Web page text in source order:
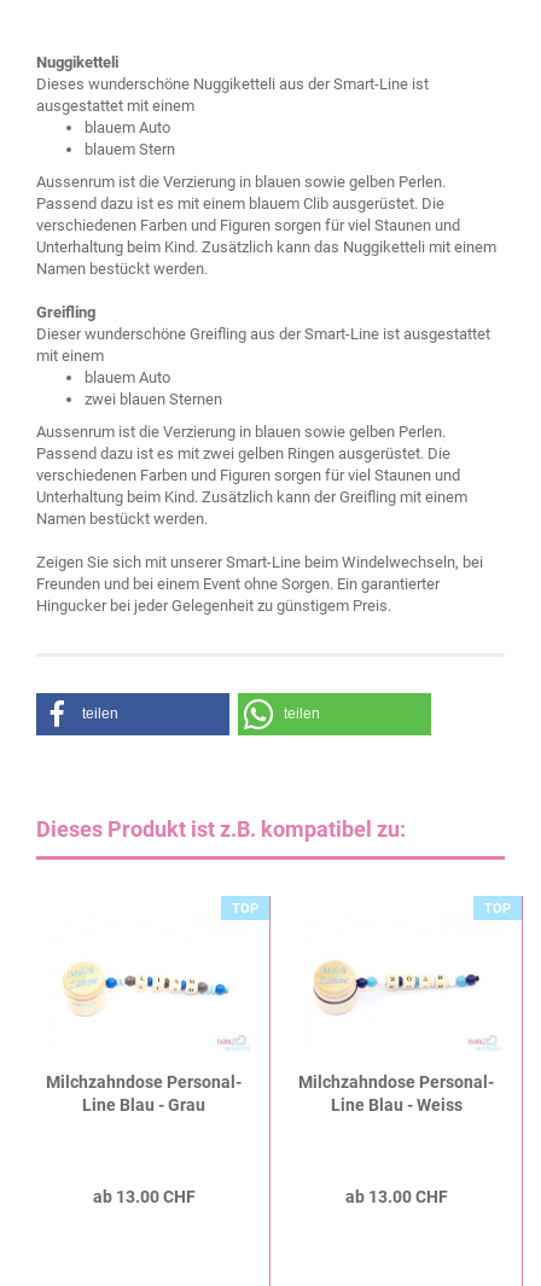
Nuggiketteli
Dieses wunderschöne Nuggiketteli aus der Smart-Line ist
ausgestattet mit einem
blauem Auto
blauem Stern
Aussenrum ist die Verzierung in blauen sowie gelben Perlen.
Passend dazu ist es mit einem blauem Clib ausgerüstet. Die
verschiedenen Farben und Figuren sorgen für viel Staunen und
Unterhaltung beim Kind. Zusätzlich kann das Nuggiketteli mit einem
Namen bestückt werden.
Greifling
Dieser wunderschöne Greifling aus der Smart-Line ist ausgestattet
mit einem
blauem Auto
zwei blauen Sternen
Aussenrum ist die Verzierung in blauen sowie gelben Perlen.
Passend dazu ist es mit zwei gelben Ringen ausgerüstet. Die
verschiedenen Farben und Figuren sorgen für viel Staunen und
Unterhaltung beim Kind. Zusätzlich kann der Greifling mit einem
Namen bestückt werden.
Zeigen Sie sich mit unserer Smart-Line beim Windelwechseln, bei
Freunden und bei einem Event ohne Sorgen. Ein garantierter
Hingucker bei jeder Gelegenheit zu günstigem Preis.
teilen teilen
Dieses Produkt ist z.B. kompatibel zu:
TOP
Milchzahndose Personal-
Line Blau - Grau
ab 13.00 CHF
TOP
Milchzahndose Personal-
Line Blau - Weiss
ab 13.00 CHF